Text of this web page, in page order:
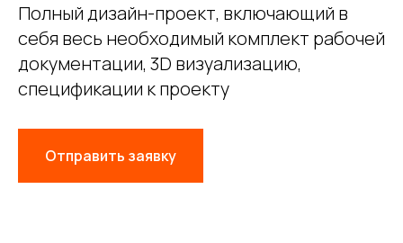
Полный дизайн-проект, включающий в
себя весь необходимый комплект рабочей
документации, 3D визуализацию,
спецификации к проекту
Отправить заявку